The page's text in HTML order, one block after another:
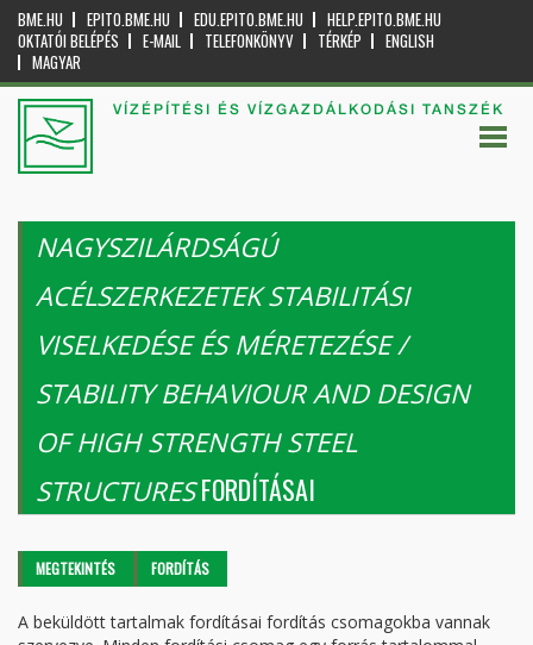
BME.HU EPITO.BME.HU EDU.EPITO.BME.HU
HELP.EPITO.BME.HU
OKTATÓI BELÉPÉS
E-MAIL TELEFONKÖNYV TÉRKÉP
ENGLISH
MAGYAR
VÍZÉPÍTÉSI ÉS VÍZGAZDÁLKODÁSI TANSZÉK
NAGYSZILÁRDSÁGÚ
ACÉLSZERKEZETEK STABILITÁSI
VISELKEDÉSE ÉS MÉRETEZÉSE /
STABILITY BEHAVIOUR AND DESIGN
OF HIGH STRENGTH STEEL
STRUCTURESFORDÍTÁSAI
Elsődleges fülek
MEGTEKINTÉS FORDÍTÁS
A beküldött tartalmak fordításai fordítás csomagokba vannak